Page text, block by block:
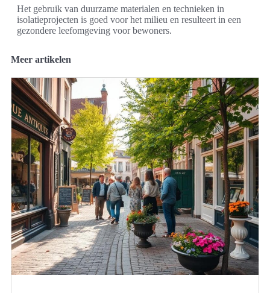
Het gebruik van duurzame materialen en technieken in
isolatieprojecten is goed voor het milieu en resulteert in een
gezondere leefomgeving voor bewoners.
Meer artikelen